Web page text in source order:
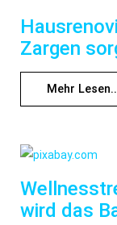
Zargen
Mehr
wird das